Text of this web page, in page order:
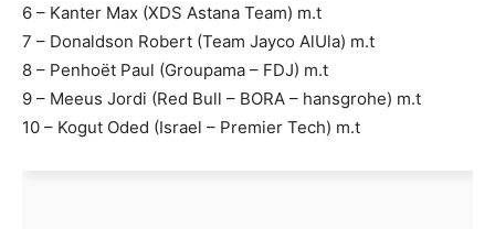
6 – Kanter Max (XDS Astana Team) m.t
7 – Donaldson Robert (Team Jayco AlUla) m.t
8 – Penhoët Paul (Groupama – FDJ) m.t
9 – Meeus Jordi (Red Bull – BORA – hansgrohe) m.t
10 – Kogut Oded (Israel – Premier Tech) m.t